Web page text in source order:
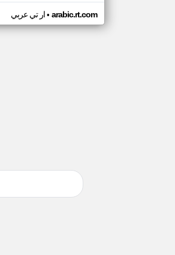
ار تي عربي• arabic.rt.com